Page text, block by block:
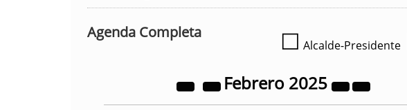
Agenda Completa ☐ Alcalde-Presidente
Febrero 2025